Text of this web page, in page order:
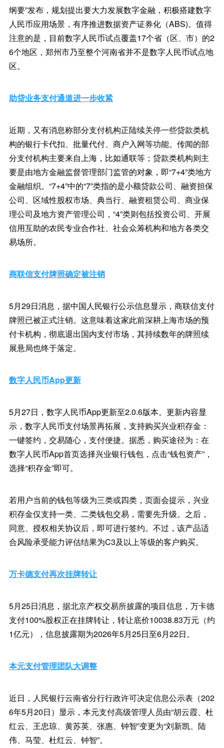
纲要”发布，规划提出要大力发展数字金融，积极搭建数字
人民币应用场景，有序推进数据资产证券化（ABS)。值得
注意的是，目前数字人民币试点覆盖17个省（区、市）的2
6个地区，郑州市乃至整个河南省并不是数字人民币试点地
区。
助贷业务支付通道进一步收紧
近期，又有消息称部分支付机构正陆续关停一些贷款类机
构的银行卡代扣、批量代付、商户入网等功能。传闻的部
分支付机构主要来自上海，比如通联等；贷款类机构则主
要是由地方金融监督管理部门监管的对象，即“7+4”类地方
金融组织。“7+4”中的“7”类指的是小额贷款公司、融资担保
公司、区域性股权市场、典当行、融资租赁公司、商业保
理公司及地方资产管理公司，“4”类则包括投资公司、开展
信用互助的农民专业合作社、社会众筹机构和地方各类交
易场所。
商联信支付牌照确定被注销
5月29日消息，据中国人民银行公示信息显示，商联信支付
牌照已被正式注销。这意味着这家此前深耕上海市场的预
付卡机构，彻底退出国内支付市场，其持续数年的牌照续
展悬局也终于落定。
数字人民币App更新
5月27日，数字人民币App更新至2.0.6版本。更新内容显
示，数字人民币支付场景再拓展，支持购买兴业积存金：
一键签约，交易随心，支付便捷。据悉，购买途径为：在
数字人民币App首页选择兴业银行钱包，点击“钱包资产”，
选择“积存金”即可。
若用户当前的钱包等级为三类或四类，页面会提示，兴业
积存金仅支持一类、二类钱包交易，需要先升级。之后，
同意、授权相关协议后，即可进行签约。不过，该产品适
合风险承受能力评估结果为C3及以上等级的客户购买。
万卡德支付再次挂牌转让
5月25日消息，据北京产权交易所披露的项目信息，万卡德
支付100%股权正在挂牌转让，转让底价10038.83万元（约
1亿元），信息披露期为2026年5月25日至6月22日。
本元支付管理团队大调整
近日，人民银行云南省分行行政许可决定信息公示表（202
6年5月20日）显示，本元支付高级管理人员由“胡云霞、杜
红云、王忠琼、黄苏英、张惠、钟智”变更为“刘新凯、陆
伟、马莹、杜红云、钟智”。